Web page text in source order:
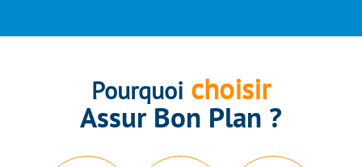
Pourquoi choisir
Assur Bon Plan ?